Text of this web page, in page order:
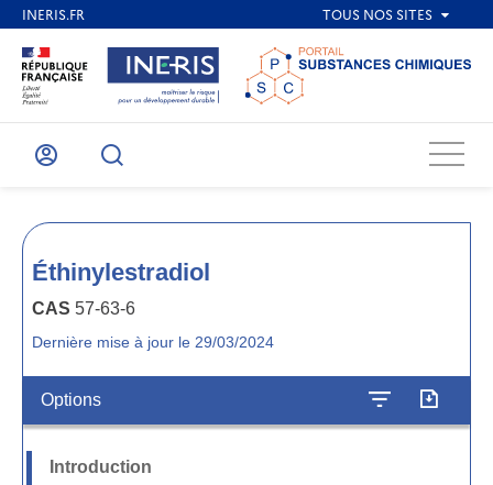
Mon
Recherche
Menu
Éthinylestradiol
CAS 57-63-6
Dernière mise à jour le 29/03/2024
Options
Introduction